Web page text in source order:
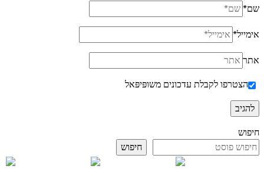
שם*
אימייל*
אתר
הצטרפו לקבלת עדכונים משופּיפּאל
חיפוש
חיפוש